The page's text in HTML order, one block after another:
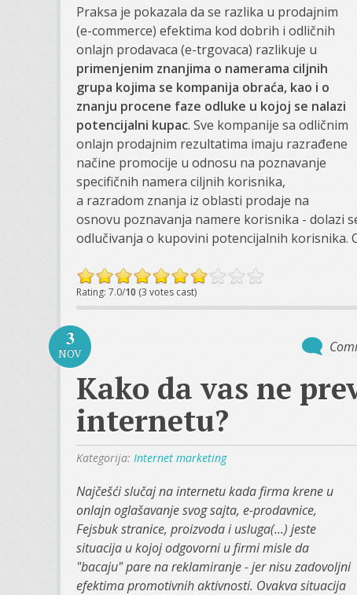
Praksa je pokazala da se razlika u prodajnim
(e-commerce) efektima kod dobrih i odličnih
onlajn prodavaca (e-trgovaca) razlikuje u
primenjenim znanjima o namerama ciljnih
grupa kojima se kompanija obraća, kao i o
znanju procene faze odluke u kojoj se nalazi
potencijalni kupac. Sve kompanije sa odličnim
onlajn prodajnim rezultatima imaju razrađene
načine promocije u odnosu na poznavanje
specifičnih namera ciljnih korisnika,
a razradom znanja iz oblasti prodaje na
osnovu poznavanja namere korisnika - dolazi
odlučivanja o kupovini potencijalnih korisnika.
Rating: 7.0/10 (3 votes cast)
3
NOV
Kako da vas ne
internetu?
Kategorija: Internet marketing
Najčešći slučaj na internetu kada firma krene u
onlajn oglašavanje svog sajta, e-prodavnice,
Fejsbuk stranice, proizvoda i usluga(...) jeste
situacija u kojoj odgovorni u firmi misle da
"bacaju" pare na reklamiranje - jer nisu zadovoljni
efektima promotivnih aktivnosti. Ovakva situacija